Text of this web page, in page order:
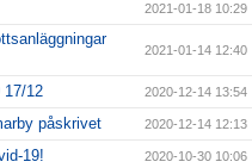
2021-01-18 10:29
2021-01-14 12:40
17/12 2020-12-14 13:54
påskrivet 2020-12-14 12:13
19! 2020-10-30 10:06